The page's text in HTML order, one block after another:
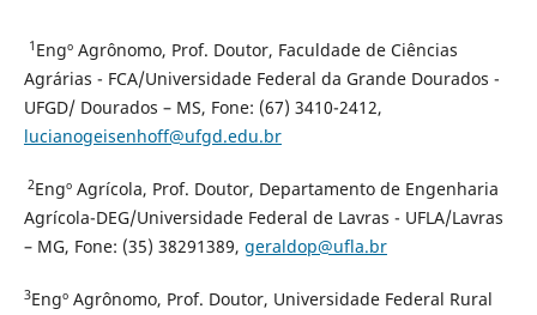
1 Engº Agrônomo, Prof. Doutor, Faculdade de Ciências
Agrárias - FCA/Universidade Federal da Grande Dourados -
UFGD/ Dourados – MS, Fone: (67) 3410-2412,
lucianogeisenhoff@ufgd.edu.br
2Engº Agrícola, Prof. Doutor, Departamento de Engenharia
Agrícola-DEG/Universidade Federal de Lavras - UFLA/Lavras
– MG, Fone: (35) 38291389, geraldop@ufla.br
3Engº Agrônomo, Prof. Doutor, Universidade Federal Rural